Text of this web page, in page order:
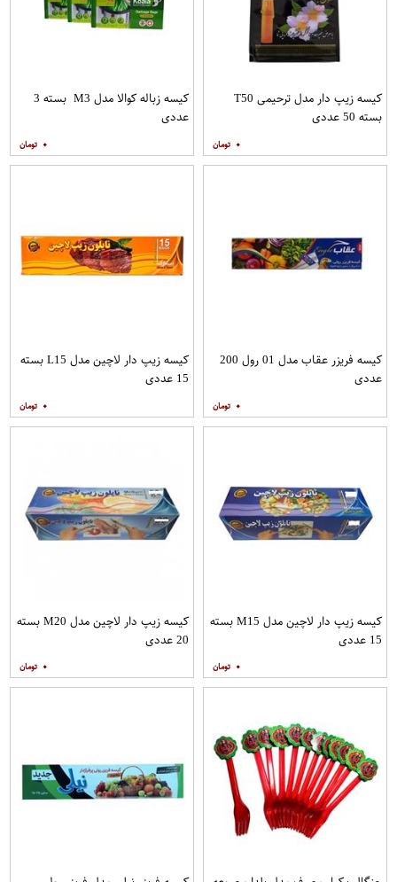
کیسه زیپ دار مدل ترحیمی T50
بسته 50 عددی
۰
کیسه زباله کوالا مدل M3 بسته 3
عددی
۰
کیسه فریزر عقاب مدل 01 رول 200
عددی
۰
کیسه زیپ دار لاچین مدل L15 بسته
15 عددی
۰
کیسه زیپ دار لاچین مدل M15 بسته
15 عددی
۰
کیسه زیپ دار لاچین مدل M20 بسته
20 عددی
۰